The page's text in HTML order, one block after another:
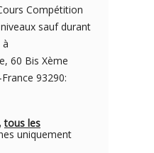
Compétition
sauf durant
60 Bis Xème
93290:
tous les
uniquement